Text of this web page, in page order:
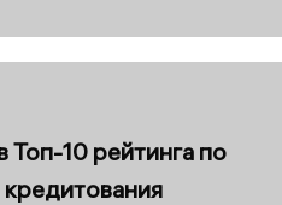
10 рейтинга по